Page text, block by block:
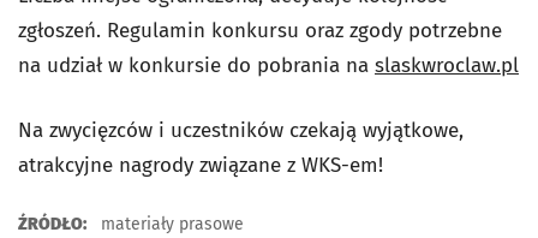
zgłoszeń. Regulamin konkursu oraz zgody potrzebne
na udział w konkursie do pobrania na slaskwroclaw.pl
Na zwycięzców i uczestników czekają wyjątkowe,
atrakcyjne nagrody związane z WKS-em!
ŹRÓDŁO: materiały prasowe